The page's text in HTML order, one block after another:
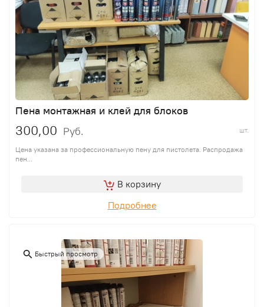
Пена монтажная и клей для блоков
300,00 Руб. шт.
Цена указана за профессиональную пену для пистолета. Распродажа
пен...
В корзину
Подробнее
Быстрый просмотр